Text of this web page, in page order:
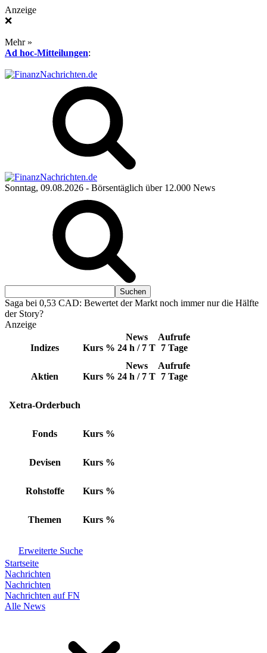
Anzeige
❌
Mehr »
Ad hoc-Mitteilungen:
Sonntag, 09.08.2026 - Börsentäglich über 12.000 News
Saga bei 0,53 CAD: Bewertet der Markt noch immer nur die Hälfte
der Story?
Anzeige
Indizes Kurs %
News
24 h / 7 T
Aufrufe
7 Tage
Aktien Kurs %
News
24 h / 7 T
Aufrufe
7 Tage
Xetra-Orderbuch
Fonds Kurs %
Devisen Kurs %
Rohstoffe Kurs %
Themen Kurs %
Erweiterte Suche
Startseite
Nachrichten
Nachrichten
Nachrichten auf FN
Alle News